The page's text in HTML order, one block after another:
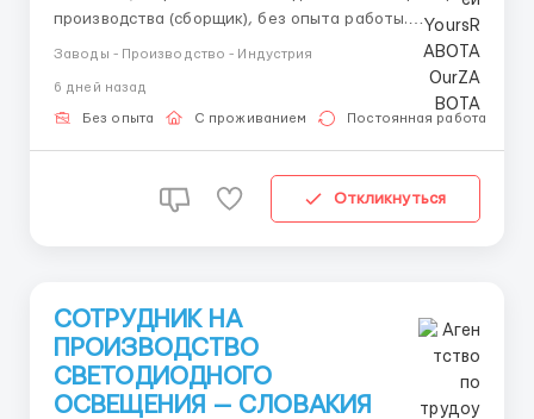
производства (сборщик), без опыта работы.
Оформляем рабочие карты на 2 года (ВНЖ) на
Казахстана, Таджикистана, Принцип работы:
производство автомобилей, сборка шасси и
Заводы - Производство - Индустрия
6 дней назад
Без опыта С проживанием Постоянная работа
Откликнуться
СОТРУДНИК НА
ПРОИЗВОДСТВО
СВЕТОДИОДНОГО
ОСВЕЩЕНИЯ — СЛОВАКИЯ